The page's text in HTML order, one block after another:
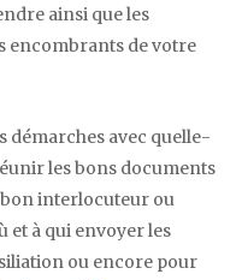
ainsi que les
encombrants de votre
démarches avec quelle-
les bons documents
interlocuteur ou
et à qui envoyer les
ou encore pour